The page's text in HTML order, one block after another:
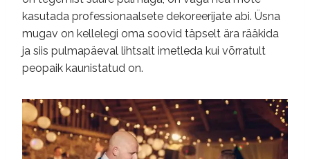
kasutada professionaalsete dekoreerijate abi. Üsna
mugav on kellelegi oma soovid täpselt ära rääkida
ja siis pulmapäeval lihtsalt imetleda kui võrratult
peopaik kaunistatud on.